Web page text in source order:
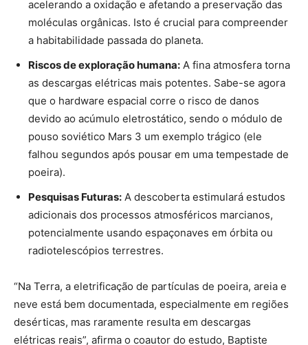
acelerando a oxidação e afetando a preservação das
moléculas orgânicas. Isto é crucial para compreender
a habitabilidade passada do planeta.
Riscos de exploração humana: A fina atmosfera torna
as descargas elétricas mais potentes. Sabe-se agora
que o hardware espacial corre o risco de danos
devido ao acúmulo eletrostático, sendo o módulo de
pouso soviético Mars 3 um exemplo trágico (ele
falhou segundos após pousar em uma tempestade de
poeira).
Pesquisas Futuras: A descoberta estimulará estudos
adicionais dos processos atmosféricos marcianos,
potencialmente usando espaçonaves em órbita ou
radiotelescópios terrestres.
“Na Terra, a eletrificação de partículas de poeira, areia e
neve está bem documentada, especialmente em regiões
desérticas, mas raramente resulta em descargas
elétricas reais”, afirma o coautor do estudo, Baptiste